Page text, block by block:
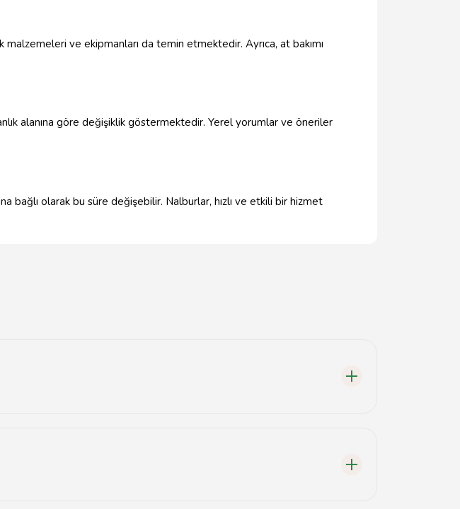
malzemeleri ve ekipmanları da temin etmektedir. Ayrıca, at bakımı
alanına göre değişiklik göstermektedir. Yerel yorumlar ve öneriler
bağlı olarak bu süre değişebilir. Nalburlar, hızlı ve etkili bir hizmet